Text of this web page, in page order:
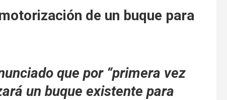
de un buque para
que por “primera vez
un buque existente para